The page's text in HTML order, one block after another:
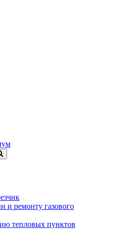
и ремонту газового
тепловых пунктов